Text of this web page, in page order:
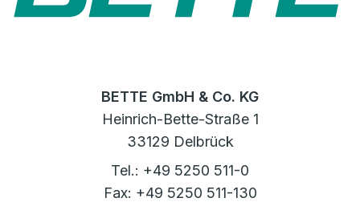
BETTE GmbH & Co. KG
Heinrich-Bette-Straße 1
33129 Delbrück
Tel.: +49 5250 511-0
Fax: +49 5250 511-130